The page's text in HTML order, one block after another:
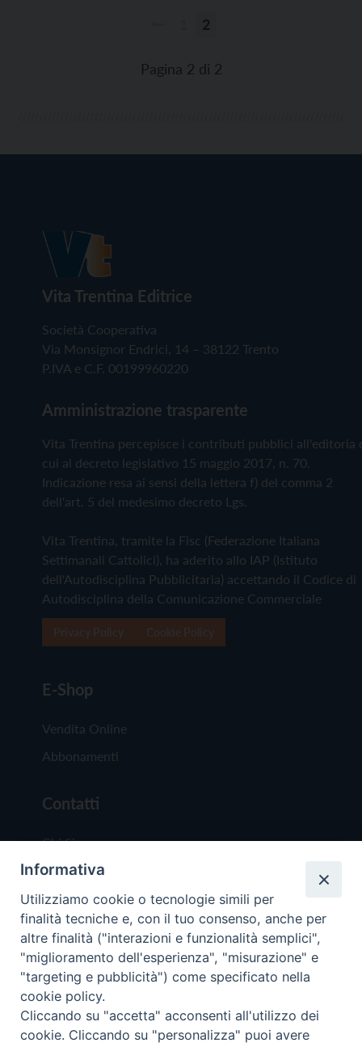
Paginazione
articoli
2
Pagina 2 di 2
Vita Trentina Editrice
Società Cooperativa
Via Monsignor Endrici, 14 – 38122 Trento
P.IVA e C.F. 00199960220
Amministrazione trasparente
Vita Trentina percepisce i contributi pubblici all'editoria
cui al decreto legislativo 15 maggio 2017, n. 70.
Indicazione resa ai sensi della lettera f) del comma 2
dell'art. 5 del medesimo decreto Lgs.
Vita Trentina, tramite la Fisc (Federazione Italiana
Settimanali Cattolici), ha aderito allo IAP (Istituto
dell'Autodisciplina Pubblicitaria) accettando il Codice di
Autodisciplina della Comunicazione Commerciale
E-Shop
Vendita Online
Abbonamenti
Contatti
Chi Siamo
Redazione
Scrivici
Copyright © 2019 - Tutti i diritti riservati - Vita
Trentina Editrice
Informativa
Utilizziamo cookie o tecnologie simili per
finalità tecniche e, con il tuo consenso, anche per
altre finalità ("interazioni e funzionalità semplici",
"miglioramento dell'esperienza", "misurazione" e
"targeting e pubblicità") come specificato nella
cookie policy.
Cliccando su "accetta" acconsenti all'utilizzo dei
cookie. Cliccando su "personalizza" puoi avere